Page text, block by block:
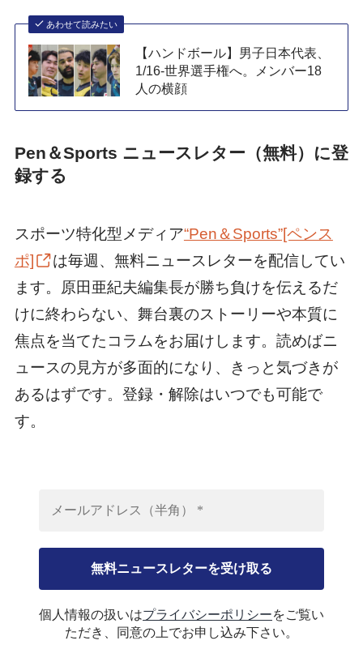
あわせて読みたい
【ハンドボール】男子日本代表、
1/16-世界選手権へ。メンバー18
人の横顔
Pen＆Sports ニュースレター（無料）に登
録する
スポーツ特化型メディア“Pen＆Sports”[ペンス
ポ]
は毎週、無料ニュースレターを配信してい
ます。原田亜紀夫編集長が勝ち負けを伝えるだ
けに終わらない、舞台裏のストーリーや本質に
焦点を当てたコラムをお届けします。読めばニ
ュースの見方が多面的になり、きっと気づきが
あるはずです。登録・解除はいつでも可能で
す。
個人情報の扱いはプライバシーポリシーをご覧い
ただき、同意の上でお申し込み下さい。